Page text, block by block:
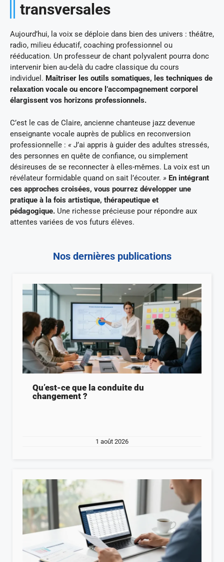
transversales
Aujourd’hui, la voix se déploie dans bien des univers : théâtre,
radio, milieu éducatif, coaching professionnel ou
rééducation. Un professeur de chant polyvalent pourra donc
intervenir bien au-delà du cadre classique du cours
individuel. Maîtriser les outils somatiques, les techniques de
relaxation vocale ou encore l’accompagnement corporel
élargissent vos horizons professionnels.
C’est le cas de Claire, ancienne chanteuse jazz devenue
enseignante vocale auprès de publics en reconversion
professionnelle : « J’ai appris à guider des adultes stressés,
des personnes en quête de confiance, ou simplement
désireuses de se reconnecter à elles-mêmes. La voix est un
révélateur formidable quand on sait l’écouter. » En intégrant
ces approches croisées, vous pourrez développer une
pratique à la fois artistique, thérapeutique et
pédagogique. Une richesse précieuse pour répondre aux
attentes variées de vos futurs élèves.
Nos dernières publications
Qu’est-ce que la conduite du
changement ?
1 août 2026